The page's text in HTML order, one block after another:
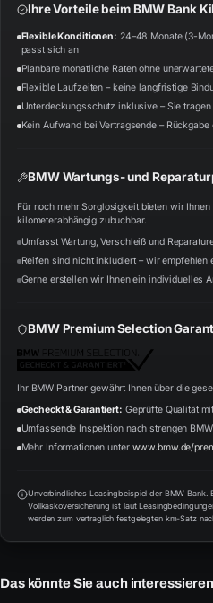
Ihre Vorteile beim BMW Bank
Flexible Konditionen: 24–48 Monate (3-
passt sich an
Planbare monatliche Raten ohne
Flexible Laufzeiten – keine langfristige
Unterdeckungsschutz inklusive – Sie
Kein Aufwand bei Vertragsende –
BMW Wartungs- und
Für noch mehr Sorglosigkeit bieten wir
kilometerabhängig zubuchbar.
Umfasst Wartung, Verschleiß und
Reifen sind nicht inkludiert – wir empfehlen
Gerne erstellen wir Ihnen ein individuelles
BMW Premium Selection
Ihr BMW Partner gewährt Ihnen über die
Gecheckt & Garantiert: Geprüfte Qualität
Umfassende Inspektion nach strengen
Mehr Informationen unter www.bmw.de/
Unverbindliches Leasingbeispiel der BMW Bank.
Vollkaskoversicherung ist laut
werden zum vertraglich festgelegten km-Satz
Das könnte Sie auch AB